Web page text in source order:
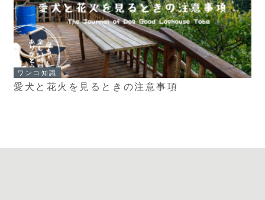
ワンコ知識
愛犬と花火を見るときの注意事項